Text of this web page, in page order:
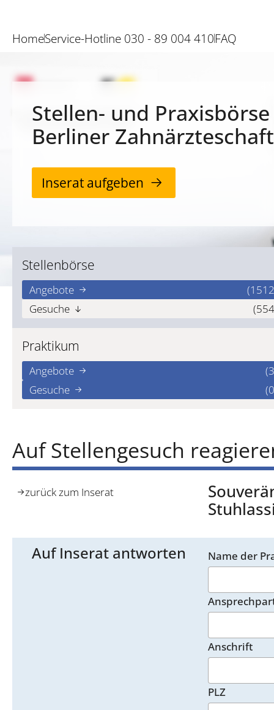
HomeService-Hotline 030 - 89 004 410FAQ
Stellen- und
Berliner Zahnärzteschaft
Inserat aufgeben
Stellenbörse
Angebote
Gesuche
Praktikum
Angebote
Gesuche
Auf Stellengesuch
zurück zum Inserat
Auf Inserat antworten Name der
Anschrift
PLZ